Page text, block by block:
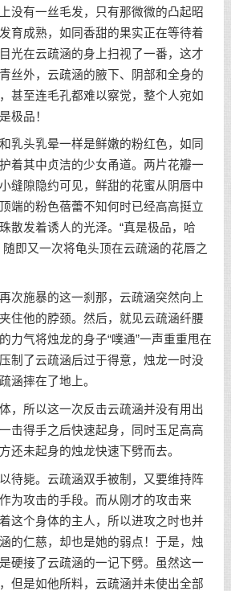
有一丝毛发，只有那微微的凸起昭
育成熟，如同香甜的果实正在等待着
光在云疏涵的身上扫视了一番，这才
丝外，云疏涵的腋下、阴部和全身的
甚至连毛孔都难以察觉，整个人宛如
极品！
头乳晕一样是鲜嫩的粉红色，如同
着其中贞洁的少女甬道。两片花瓣一
缝隙隐约可见，鲜甜的花蜜从阴唇中
端的粉色蓓蕾不知何时已经高高挺立
散发着诱人的光泽。“真是极品，哈
随即又一次将龟头顶在云疏涵的花唇之
施暴的这一刹那，云疏涵突然向上
住他的脖颈。然后，就见云疏涵纤腰
力气将烛龙的身子“噗通”一声重重甩在
制了云疏涵后过于得意，烛龙一时没
涵摔在了地上。
所以这一次反击云疏涵并没有用出
击得手之后快速起身，同时玉足高高
还未起身的烛龙快速下劈而去。
毙。云疏涵双手被制，又要维持阵
为攻击的手段。而从刚才的攻击来
这个身体的主人，所以进攻之时也并
的仁慈，却也是她的弱点！于是，烛
硬接了云疏涵的一记下劈。虽然这一
但是如他所料，云疏涵并未使出全部